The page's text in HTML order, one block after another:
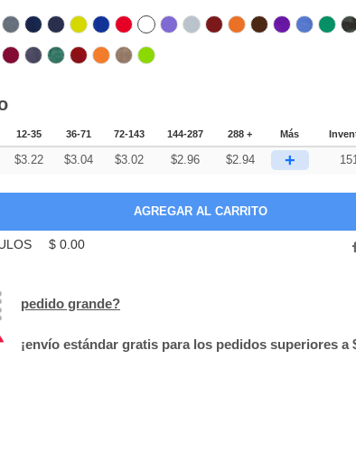
12-35 36-71 72-143 144-287 288 + Más
$3.22 $3.04 $3.02 $2.96 $2.94 +
$ 0.00
pedido grande?
¡envío estándar gratis para los pedidos superiores a